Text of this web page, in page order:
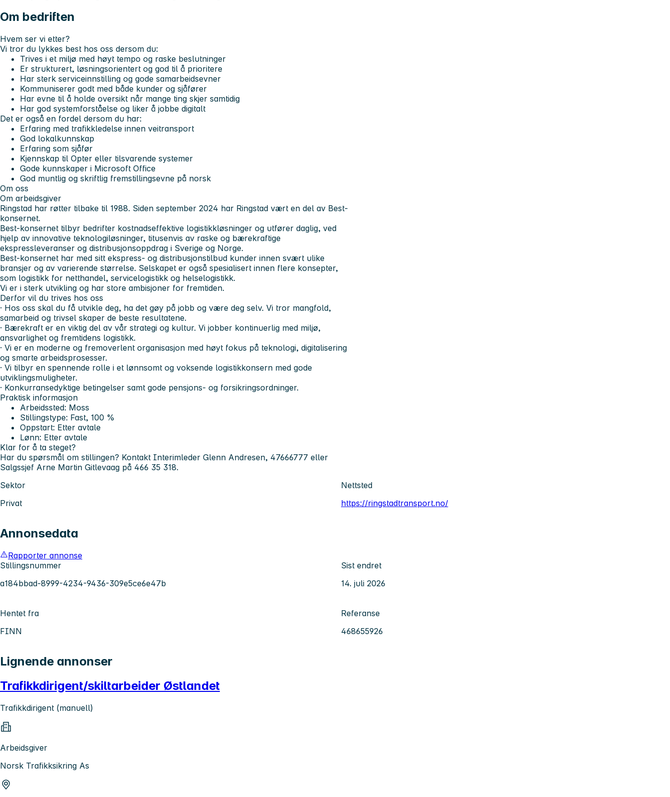
Om bedriften
Hvem ser vi etter?
Vi tror du lykkes best hos oss dersom du:
Trives i et miljø med høyt tempo og raske beslutninger
Er strukturert, løsningsorientert og god til å prioritere
Har sterk serviceinnstilling og gode samarbeidsevner
Kommuniserer godt med både kunder og sjåfører
Har evne til å holde oversikt når mange ting skjer samtidig
Har god systemforståelse og liker å jobbe digitalt
Det er også en fordel dersom du har:
Erfaring med trafikkledelse innen veitransport
God lokalkunnskap
Erfaring som sjåfør
Kjennskap til Opter eller tilsvarende systemer
Gode kunnskaper i Microsoft Office
God muntlig og skriftlig fremstillingsevne på norsk
Om oss
Om arbeidsgiver
Ringstad har røtter tilbake til 1988. Siden september 2024 har Ringstad vært en del av Best-
konsernet.
Best-konsernet tilbyr bedrifter kostnadseffektive logistikkløsninger og utfører daglig, ved
hjelp av innovative teknologiløsninger, titusenvis av raske og bærekraftige
ekspressleveranser og distribusjonsoppdrag i Sverige og Norge.
Best-konsernet har med sitt ekspress- og distribusjonstilbud kunder innen svært ulike
bransjer og av varierende størrelse. Selskapet er også spesialisert innen flere konsepter,
som logistikk for netthandel, servicelogistikk og helselogistikk.
Vi er i sterk utvikling og har store ambisjoner for fremtiden.
Derfor vil du trives hos oss
· Hos oss skal du få utvikle deg, ha det gøy på jobb og være deg selv. Vi tror mangfold,
samarbeid og trivsel skaper de beste resultatene.
· Bærekraft er en viktig del av vår strategi og kultur. Vi jobber kontinuerlig med miljø,
ansvarlighet og fremtidens logistikk.
· Vi er en moderne og fremoverlent organisasjon med høyt fokus på teknologi, digitalisering
og smarte arbeidsprosesser.
· Vi tilbyr en spennende rolle i et lønnsomt og voksende logistikkonsern med gode
utviklingsmuligheter.
· Konkurransedyktige betingelser samt gode pensjons- og forsikringsordninger.
Praktisk informasjon
Arbeidssted: Moss
Stillingstype: Fast, 100 %
Oppstart: Etter avtale
Lønn: Etter avtale
Klar for å ta steget?
Har du spørsmål om stillingen? Kontakt Interimleder Glenn Andresen, 47666777 eller
Salgssjef Arne Martin Gitlevaag på 466 35 318.
Sektor
Privat
Nettsted
https://ringstadtransport.no/
Annonsedata
Rapporter annonse
Stillingsnummer
a184bbad-8999-4234-9436-309e5ce6e47b
Sist endret
14. juli 2026
Hentet fra
FINN
Referanse
468655926
Lignende annonser
Trafikkdirigent/skiltarbeider Østlandet
Trafikkdirigent (manuell)
Arbeidsgiver
Norsk Trafikksikring As